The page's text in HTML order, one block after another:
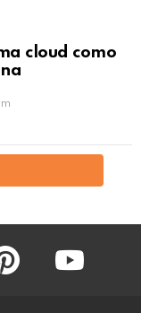
cloud como
pinterest youtube